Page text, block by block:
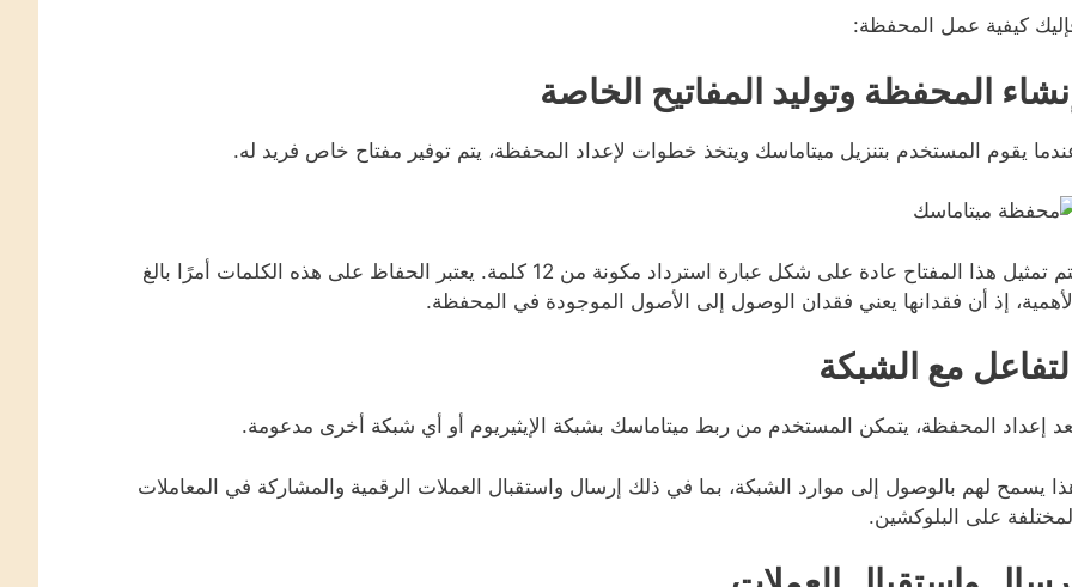
كيفية عمل المحفظة:
المحفظة وتوليد المفاتيح الخاصة
يقوم المستخدم بتنزيل ميتاماسك ويتخذ خطوات لإعداد المحفظة، يتم توفير مفتاح خاص فريد له.
يتم تمثيل هذا المفتاح عادة على شكل عبارة استرداد مكونة من 12 كلمة. يعتبر الحفاظ على هذه الكلمات أمرًا بالغ
إذ أن فقدانها يعني فقدان الوصول إلى الأصول الموجودة في المحفظة.
التفاعل مع الشبكة
إعداد المحفظة، يتمكن المستخدم من ربط ميتاماسك بشبكة الإيثيريوم أو أي شبكة أخرى مدعومة.
يسمح لهم بالوصول إلى موارد الشبكة، بما في ذلك إرسال واستقبال العملات الرقمية والمشاركة في المعاملات
على البلوكشين.